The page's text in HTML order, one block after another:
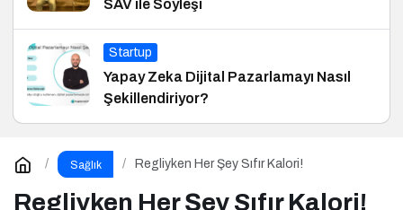
SAV ile Söyleşi
Startup
Yapay Zeka Dijital Pazarlamayı Nasıl
Şekillendiriyor?
Sağlık Regliyken Her Şey Sıfır Kalori!
Regliyken Her Şey Sıfır Kalori!